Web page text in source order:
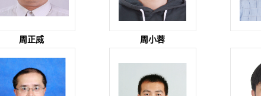
周正威 周小蓉